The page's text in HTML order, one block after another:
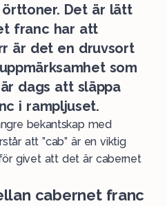
Det är lätt
franc har att
är det en druvsort
som
dags att släppa
i rampljuset.
bekantskap med
att ”cab” är en viktig
givet att det är cabernet
cabernet franc